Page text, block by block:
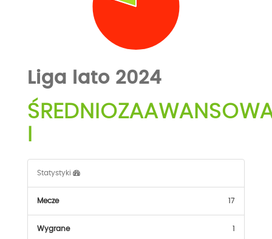
Liga lato 2024
Statystyki
Mecze 17
Wygrane 1